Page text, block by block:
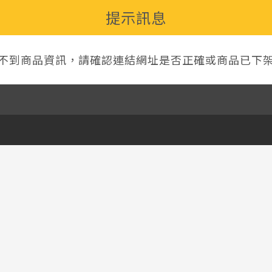
提示訊息
到商品資訊，請確認連結網址是否正確或商品已下